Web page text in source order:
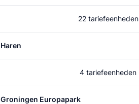
22 tariefeenheden
Haren
4 tariefeenheden
Groningen Europapark